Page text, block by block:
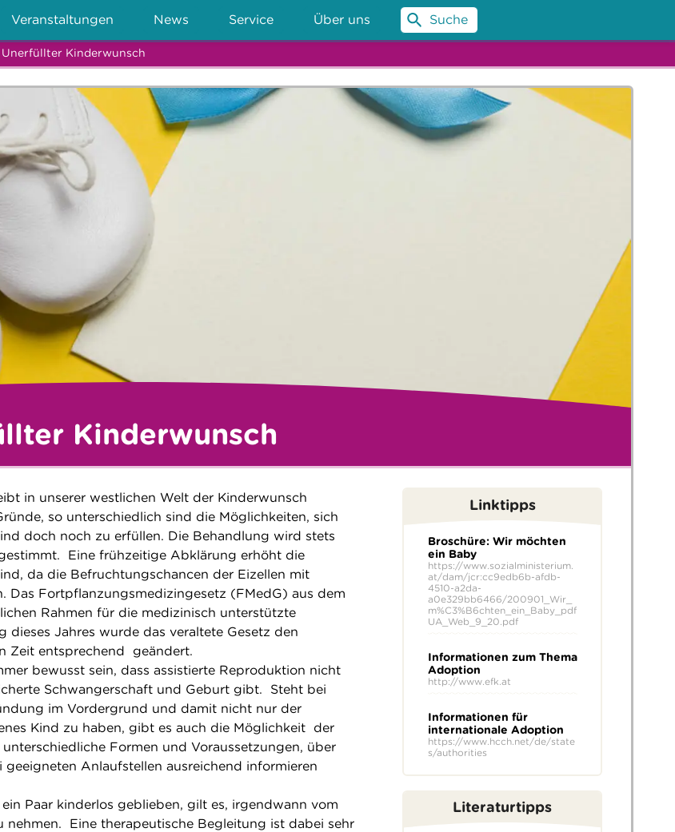
Veranstaltungen News Service Über uns Suche
Unerfüllter Kinderwunsch
Kinderwunsch
in unserer westlichen Welt der Kinderwunsch
so unterschiedlich sind die Möglichkeiten, sich
doch noch zu erfüllen. Die Behandlung wird stets
Eine frühzeitige Abklärung erhöht die
da die Befruchtungschancen der Eizellen mit
Das Fortpflanzungsmedizingesetz (FMedG) aus dem
Rahmen für die medizinisch unterstützte
Jahres wurde das veraltete Gesetz den
Zeit entsprechend geändert.
bewusst sein, dass assistierte Reproduktion nicht
Schwangerschaft und Geburt gibt. Steht bei
im Vordergrund und damit nicht nur der
Kind zu haben, gibt es auch die Möglichkeit der
Formen und Voraussetzungen, über
Anlaufstellen ausreichend informieren
Paar kinderlos geblieben, gilt es, irgendwann vom
nehmen. Eine therapeutische Begleitung ist dabei sehr
Linktipps
Broschüre: Wir möchten
ein Baby
https://www.sozialministerium.
at/dam/jcr:cc9edb6b-afdb-
4510-a2da-
a0e329bb6466/200901_Wir_
m%C3%B6chten_ein_Baby_pdf
UA_Web_9_20.pdf
Informationen zum Thema
Adoption
http://www.efk.at
Informationen für
internationale Adoption
https://www.hcch.net/de/state
s/authorities
Literaturtipps